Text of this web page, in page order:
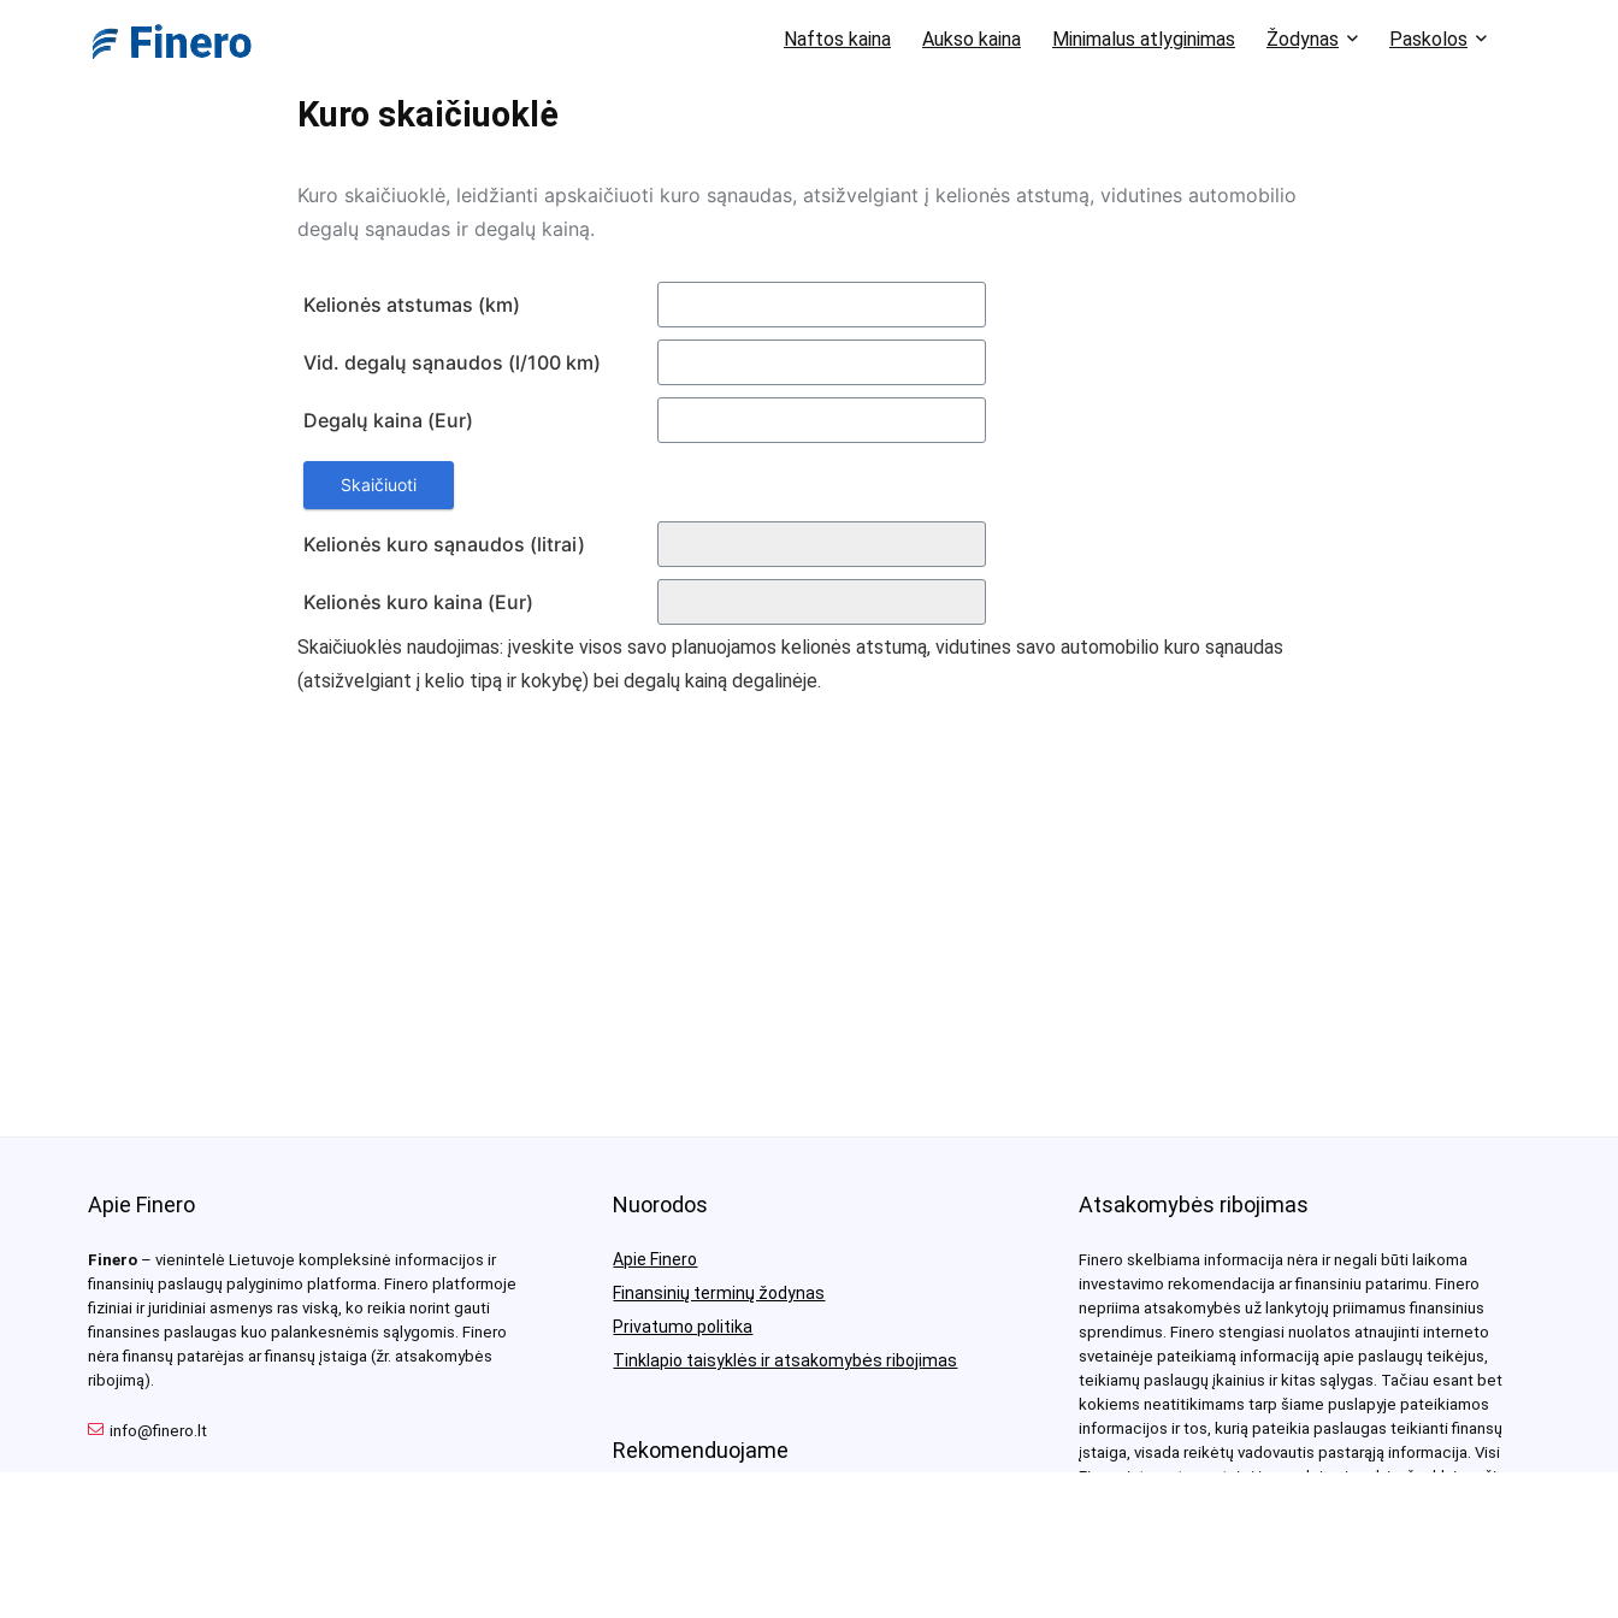
Naftos kaina Aukso kaina Minimalus atlyginimas Žodynas Paskolos
Kuro skaičiuoklė
Kuro skaičiuoklė, leidžianti apskaičiuoti kuro sąnaudas, atsižvelgiant į kelionės atstumą, vidutines automobilio
degalų sąnaudas ir degalų kainą.
Kelionės atstumas (km)
Vid. degalų sąnaudos (l/100 km)
Degalų kaina (Eur)
Kelionės kuro sąnaudos (litrai)
Kelionės kuro kaina (Eur)
Skaičiuoklės naudojimas: įveskite visos savo planuojamos kelionės atstumą, vidutines savo automobilio kuro sąnaudas
(atsižvelgiant į kelio tipą ir kokybę) bei degalų kainą degalinėje.
Apie Finero
Finero– vienintelė Lietuvoje kompleksinė informacijos ir
finansinių paslaugų palyginimo platforma. Finero platformoje
fiziniai ir juridiniai asmenys ras viską, ko reikia norint gauti
finansines paslaugas kuo palankesnėmis sąlygomis. Finero
nėra finansų patarėjas ar finansų įstaiga (žr. atsakomybės
ribojimą).
info@finero.lt
Nuorodos
Apie Finero
Finansinių terminų žodynas
Privatumo politika
Tinklapio taisyklės ir atsakomybės ribojimas
Rekomenduojame
Atsakomybės ribojimas
Finero skelbiama informacija nėra ir negali būti laikoma
investavimo rekomendacija ar finansiniu patarimu. Finero
nepriima atsakomybės už lankytojų priimamus finansinius
sprendimus. Finero stengiasi nuolatos atnaujinti interneto
svetainėje pateikiamą informaciją apie paslaugų teikėjus,
teikiamų paslaugų įkainius ir kitas sąlygas. Tačiau esant bet
kokiems neatitikimams tarp šiame puslapyje pateikiamos
informacijos ir tos, kurią pateikia paslaugas teikianti finansų
įstaiga, visada reikėtų vadovautis pastarąją informacija. Visi
Finero interneto svetainėje naudojami prekės ženklai yra šių